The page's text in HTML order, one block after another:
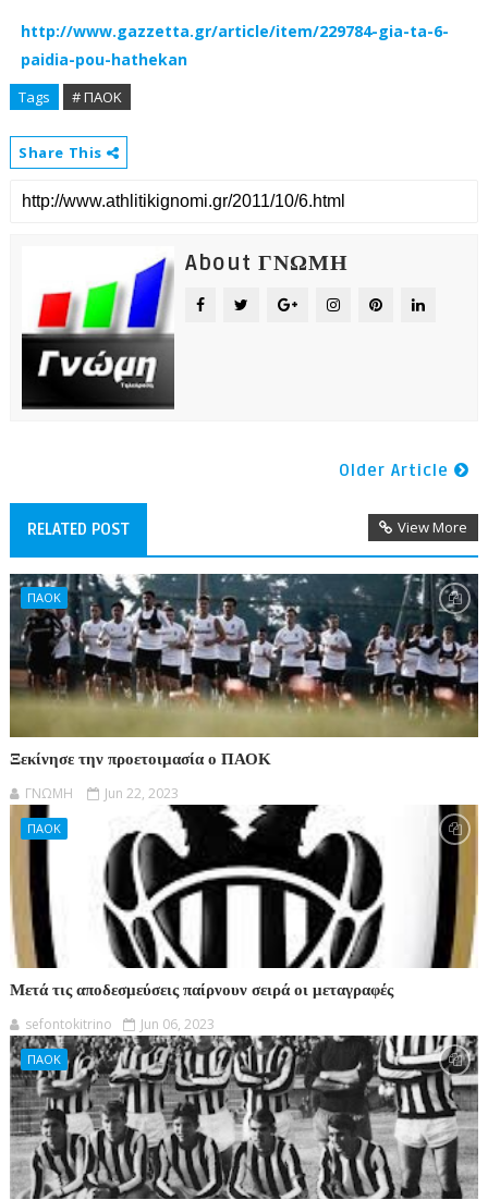
http://www.gazzetta.gr/article/item/229784-gia-ta-6-
paidia-pou-hathekan
Tags # ΠΑΟΚ
Share This
About ΓΝΩΜΗ
Older Article
RELATED POST View More
ΠΑΟΚ
Ξεκίνησε την προετοιμασία ο ΠΑΟΚ
ΓΝΩΜΗ Jun 22, 2023
ΠΑΟΚ
Μετά τις αποδεσμεύσεις παίρνουν σειρά οι μεταγραφές
sefontokitrino Jun 06, 2023
ΠΑΟΚ